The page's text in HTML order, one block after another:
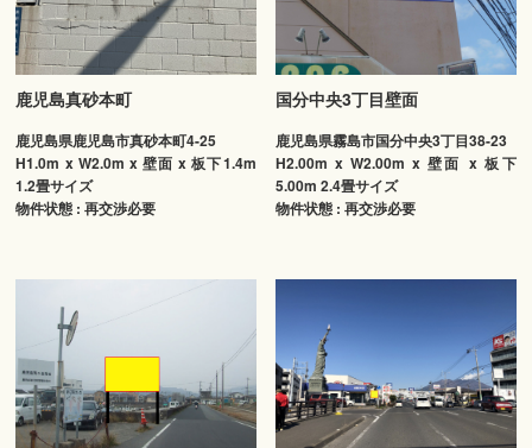
鹿児島真砂本町
鹿児島県鹿児島市真砂本町4-25
H1.0m x W2.0m x 壁面 x 板下1.4m
1.2畳サイズ
物件状態 : 再交渉必要
国分中央3丁目壁面
鹿児島県霧島市国分中央3丁目38-23
H2.00m x W2.00m x 壁面 x 板下
5.00m 2.4畳サイズ
物件状態 : 再交渉必要